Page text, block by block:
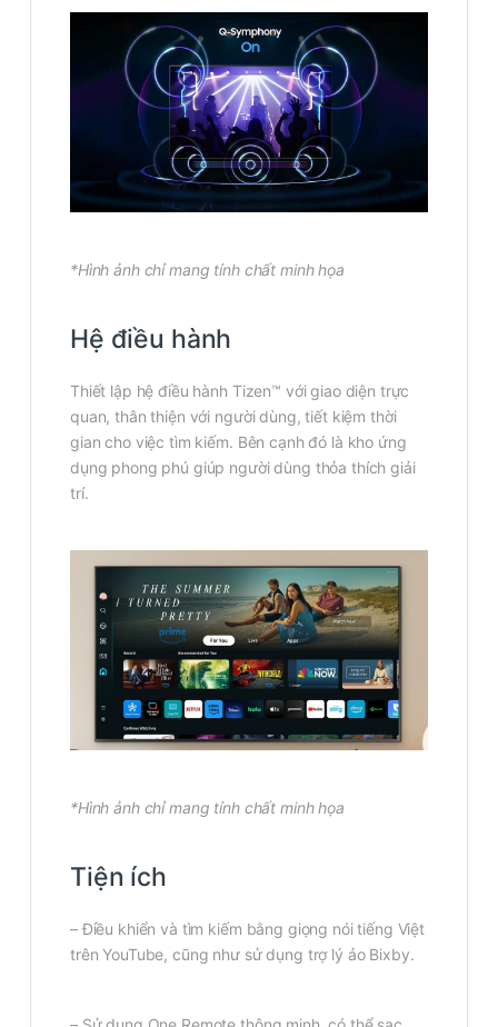
*Hình ảnh chỉ mang tính chất minh họa
Hệ điều hành
Thiết lập hệ điều hành Tizen™ với giao diện trực
quan, thân thiện với người dùng, tiết kiệm thời
gian cho việc tìm kiếm. Bên cạnh đó là kho ứng
dụng phong phú giúp người dùng thỏa thích giải
trí.
*Hình ảnh chỉ mang tính chất minh họa
Tiện ích
– Điều khiển và tìm kiếm bằng giọng nói tiếng Việt
trên YouTube, cũng như sử dụng trợ lý ảo Bixby.